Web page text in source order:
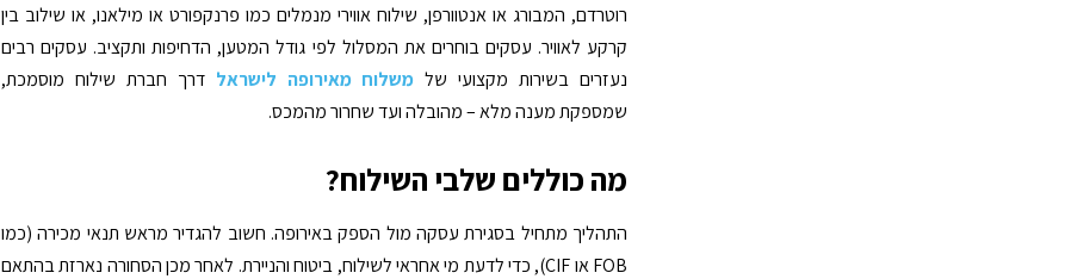
רוטרדם, המבורג או אנטוורפן, שילוח אווירי מנמלים כמו פרנקפורט או מילאנו, או שילוב בין
קרקע לאוויר. עסקים בוחרים את המסלול לפי גודל המטען, הדחיפות ותקציב. עסקים רבים
נעזרים בשירות מקצועי של משלוח מאירופה לישראל דרך חברת שילוח מוסמכת,
שמספקת מענה מלא – מהובלה ועד שחרור מהמכס.
מה כוללים שלבי השילוח?
התהליך מתחיל בסגירת עסקה מול הספק באירופה. חשוב להגדיר מראש תנאי מכירה (כמו
FOB או CIF), כדי לדעת מי אחראי לשילוח, ביטוח והניירת. לאחר מכן הסחורה נארזת בהתאם